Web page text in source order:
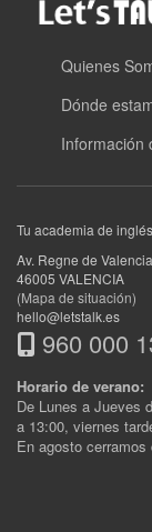
Quienes
Dónde
Información
Tu academia de
Av. Regne de
46005 VALENCIA
(Mapa de situación)
hello@letstalk.es
960 000
Horario de verano:
De Lunes a Jueves
a 13:00, viernes
En agosto cerramos